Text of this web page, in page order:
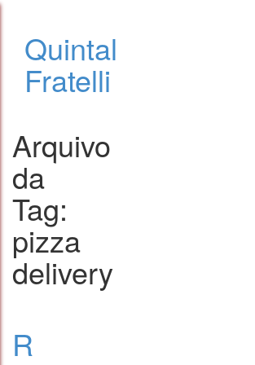
Quintal
Fratelli
Arquivo
da
Tag:
pizza
delivery
R